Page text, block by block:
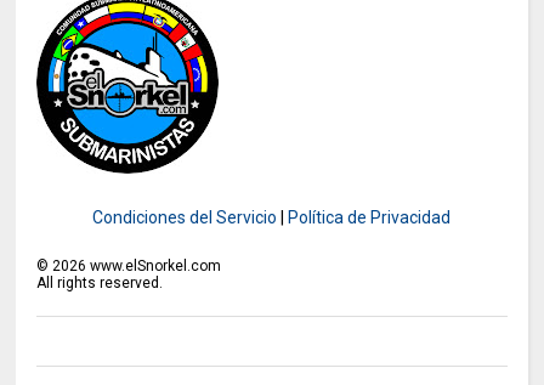
Condiciones del Servicio Política de Privacidad
©2026 www.elSnorkel.com
All rights reserved.